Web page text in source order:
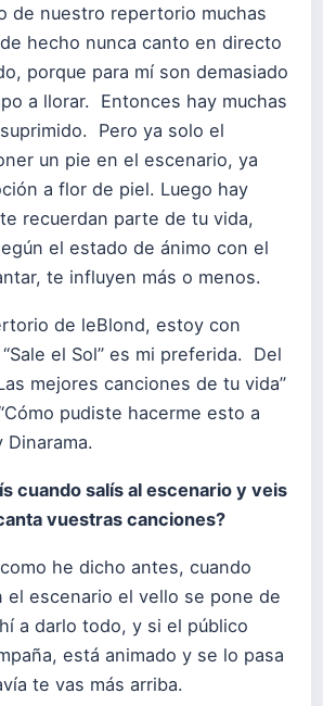
de nuestro repertorio muchas
hecho nunca canto en directo
porque para mí son demasiado
a llorar. Entonces hay muchas
Pero ya solo el
un pie en el escenario, ya
a flor de piel. Luego hay
recuerdan parte de tu vida,
el estado de ánimo con el
te influyen más o menos.
de leBlond, estoy con
el Sol” es mi preferida. Del
mejores canciones de tu vida”
pudiste hacerme esto a
Dinarama.
cuando salís al escenario y veis
vuestras canciones?
he dicho antes, cuando
el escenario el vello se pone de
a darlo todo, y si el público
está animado y se lo pasa
te vas más arriba.